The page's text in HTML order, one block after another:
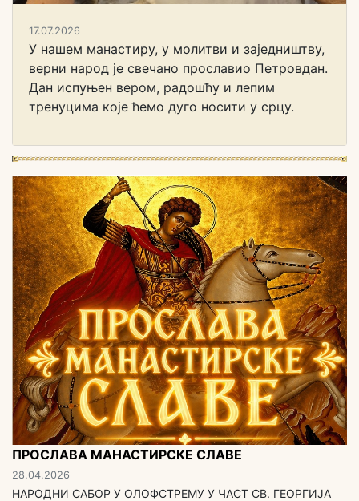
17.07.2026
У нашем манастиру, у молитви и заједништву,
верни народ је свечано прославио Петровдан.
Дан испуњен вером, радошћу и лепим
тренуцима које ћемо дуго носити у срцу.
ПРОСЛАВА МАНАСТИРСКЕ СЛАВЕ
28.04.2026
НАРОДНИ САБОР У ОЛОФСТРЕМУ У ЧАСТ СВ. ГЕОРГИЈА